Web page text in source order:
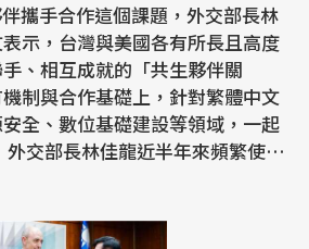
攜手合作這個課題，外交部長林
示，台灣與美國各有所長且高度
、相互成就的「共生夥伴關
制與合作基礎上，針對繁體中文
全、數位基礎建設等領域，一起